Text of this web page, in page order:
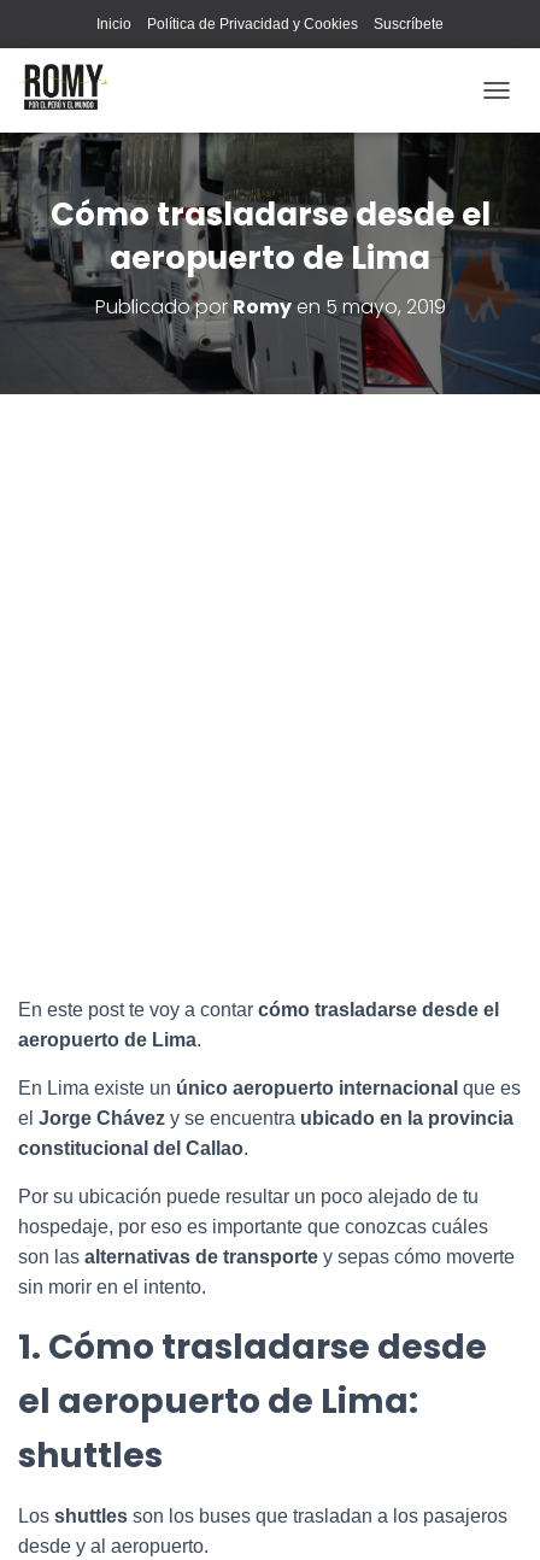
Inicio Política de Privacidad y Cookies Suscríbete
A
A
R
O
D
D
E
Cómo trasladarse desde el
aeropuerto de Lima
Publicado porRomyen5 mayo, 2019
En este post te voy a contar cómo trasladarse desde el
aeropuerto de Lima.
En Lima existe un único aeropuerto internacional que es
el Jorge Chávez y se encuentra ubicado en la provincia
constitucional del Callao.
Por su ubicación puede resultar un poco alejado de tu
hospedaje, por eso es importante que conozcas cuáles
son las alternativas de transporte y sepas cómo moverte
sin morir en el intento.
1. Cómo trasladarse desde
el aeropuerto de Lima:
shuttles
Los shuttles son los buses que trasladan a los pasajeros
desde y al aeropuerto.